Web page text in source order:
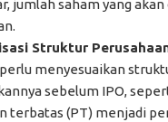
jumlah saham yang
Struktur
menyesuaikan
sebelum IPO,
terbatas (PT) menjadi